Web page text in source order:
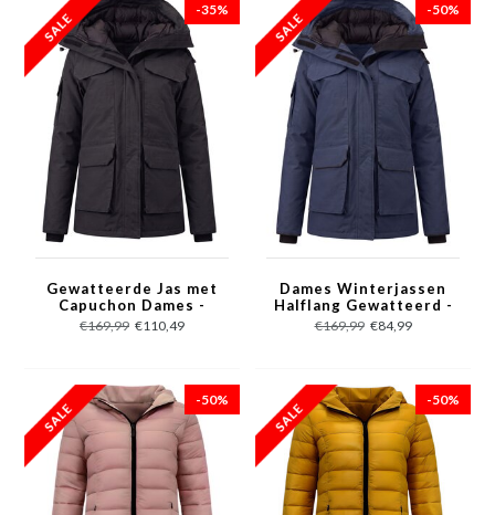
-35%
Gewatteerde Jas met
Capuchon Dames -
7603 - Zwart
€169,99 €110,49
-50%
Dames Winterjassen
Halflang Gewatteerd -
7603 - Blauw
€169,99 €84,99
-50% -50%